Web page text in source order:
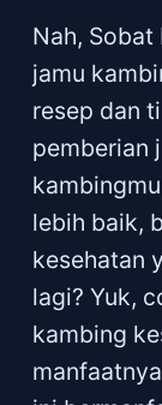
Nah,
jamu
resep dan
pemberian
lebih baik,
kesehatan
lagi? Yuk,
kambing